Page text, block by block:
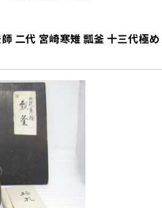
二代 宮崎寒雉 瓢釜 十三代極め